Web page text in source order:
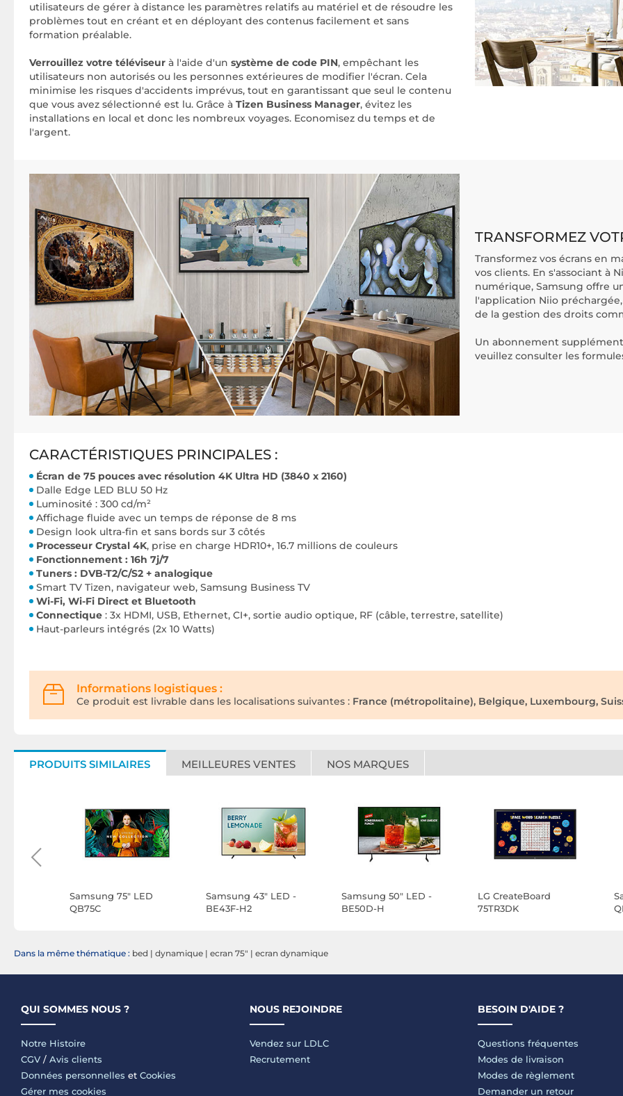
utilisateurs de gérer à distance les paramètres relatifs au matériel et de résoudre les
problèmes tout en créant et en déployant des contenus facilement et sans
formation préalable.
Verrouillez votre téléviseur à l'aide d'un système de code PIN, empêchant les
utilisateurs non autorisés ou les personnes extérieures de modifier l'écran. Cela
minimise les risques d'accidents imprévus, tout en garantissant que seul le contenu
que vous avez sélectionné est lu. Grâce à Tizen Business Manager, évitez les
installations en local et donc les nombreux voyages. Economisez du temps et de
l'argent.
TRANSFORMEZ
Transformez vos écrans en
vos clients. En s'associant à
numérique, Samsung offre
l'application Niio
de la gestion des droits
Un abonnement
veuillez consulter les
CARACTÉRISTIQUES PRINCIPALES :
Écran de 75 pouces avec résolution 4K Ultra HD (3840 x 2160)
Dalle Edge LED BLU 50 Hz
Luminosité : 300 cd/m²
Affichage fluide avec un temps de réponse de 8 ms
Design look ultra-fin et sans bords sur 3 côtés
Processeur Crystal 4K, prise en charge HDR10+, 16.7 millions de couleurs
Fonctionnement : 16h 7j/7
Tuners : DVB-T2/C/S2 + analogique
Smart TV Tizen, navigateur web, Samsung Business TV
Wi-Fi, Wi-Fi Direct et Bluetooth
Connectique : 3x HDMI, USB, Ethernet, CI+, sortie audio optique, RF (câble, terrestre, satellite)
Haut-parleurs intégrés (2x 10 Watts)
Informations logistiques :
Ce produit est livrable dans les localisations suivantes : France (métropolitaine), Belgique, Luxembourg,
PRODUITS SIMILAIRES MEILLEURES VENTES NOS MARQUES
Samsung 75" LED
QB75C
Samsung 43" LED -
BE43F-H2
Samsung 50" LED -
BE50D-H
LG CreateBoard
75TR3DK
Dans la même thématique : bed | dynamique | ecran 75" | ecran dynamique
QUI SOMMES NOUS ?
Notre Histoire
CGV / Avis clients
Données personnelles et Cookies
Gérer mes cookies
NOUS REJOINDRE
Vendez sur LDLC
Recrutement
BESOIN D'AIDE ?
Questions fréquentes
Modes de livraison
Modes de règlement
Demander un retour